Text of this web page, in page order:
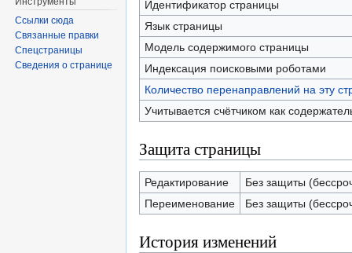
Идентификатор страницы
Язык страницы
Модель содержимого страницы
Индексация поисковыми роботами
Количество перенаправлений на эту
Учитывается счётчиком как
Защита страницы
Редактирование
Без защиты
Переименование
Без защиты
История изменений
Ссылки сюда
Связанные правки
Спецстраницы
Сведения о странице